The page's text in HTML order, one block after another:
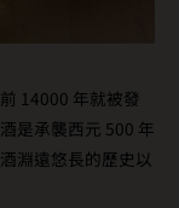
14000 年就被發
是承襲西元 500 年
淵遠悠長的歷史以